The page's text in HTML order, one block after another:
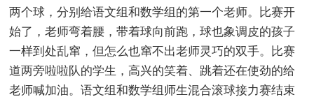
两个球，分别给语文组和数学组的第一个老师。比赛开
始了，老师弯着腰，带着球向前跑，球也象调皮的孩子
一样到处乱窜，但怎么也窜不出老师灵巧的双手。比赛
道两旁啦啦队的学生，高兴的笑着、跳着还在使劲的给
老师喊加油。语文组和数学组师生混合滚球接力赛结束